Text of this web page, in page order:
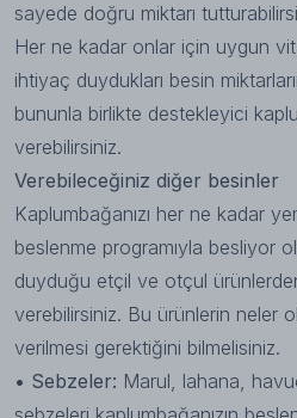
sayede doğru miktarı
Her ne kadar onlar için uygun
ihtiyaç duydukları besin
bununla birlikte destekleyici
verebilirsiniz.
Verebileceğiniz diğer besinler
Kaplumbağanızı her ne kadar
beslenme programıyla besliyor
duyduğu etçil ve otçul
verebilirsiniz. Bu ürünlerin neler
verilmesi gerektiğini bilmelisiniz.
• Sebzeler: Marul, lahana,